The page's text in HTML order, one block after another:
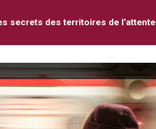
secrets des territoires de l’attente